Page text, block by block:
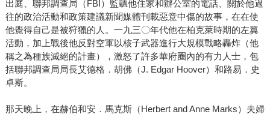
出庭、聯邦調查局（FBI）監聽他住家和辦公室的電話、關於他過
往的政治活動和政策建議新聞媒體刊載惡意中傷的故事，在在使
他覺得自己是被狩獵的人。一九三〇年代他在柏克萊時期的左翼
活動，加上戰後他反對空軍以核子武器進行大規模戰略轟炸（他
稱之為種族滅絕的計畫），激怒了許多華府圈內的有力人士，包
括聯邦調查局局長艾德格．胡佛（J. Edgar Hoover）和路易．史
卓斯。
那天晚上，在赫伯和安．馬克斯（Herbert and Anne Marks）夫婦